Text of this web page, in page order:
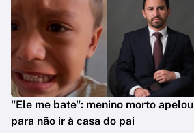
"Ele me bate": menino morto apelou
para não ir à casa do pai